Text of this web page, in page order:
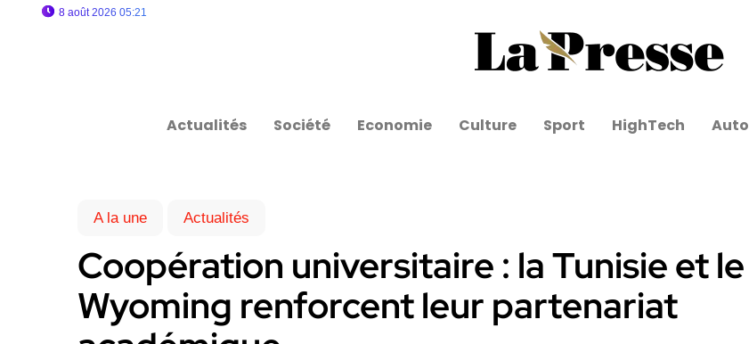
8 août 2026 05:21
Actualités Société Economie Culture Sport HighTech Auto
A la une Actualités
Coopération universitaire : la Tunisie et le
Wyoming renforcent leur partenariat